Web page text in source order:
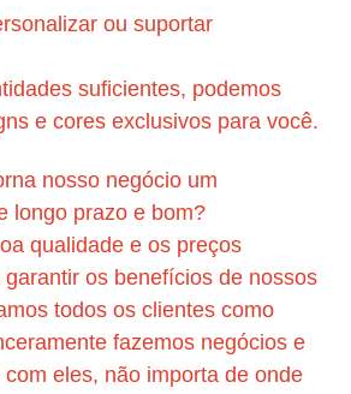
ou suportar
suficientes, podemos
e cores exclusivos para você.
nosso negócio um
longo prazo e bom?
qualidade e os preços
os benefícios de nossos
todos os clientes como
fazemos negócios e
eles, não importa de onde